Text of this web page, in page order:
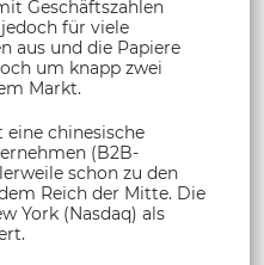
Geschäftszahlen
für viele
aus und die Papiere
um knapp zwei
Markt.
eine chinesische
(B2B-
schon zu den
Reich der Mitte. Die
York (Nasdaq) als